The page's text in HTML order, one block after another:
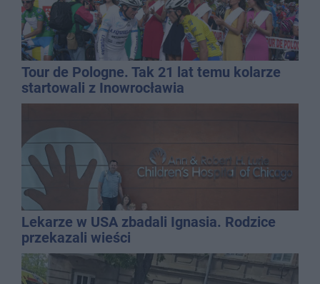
Tour de Pologne. Tak 21 lat temu kolarze
startowali z Inowrocławia
Lekarze w USA zbadali Ignasia. Rodzice
przekazali wieści